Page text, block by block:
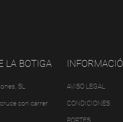
LA BOTIGA
SL
con carrer
INFORMACIÓ
AVISO LEGAL
CONDICIONES
PORTES